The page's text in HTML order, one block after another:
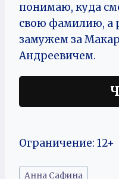
понимаю, куда
свою фамилию, а
замужем за
Андреевичем.
Ограничение: 12+
Метки
Анна Сафина